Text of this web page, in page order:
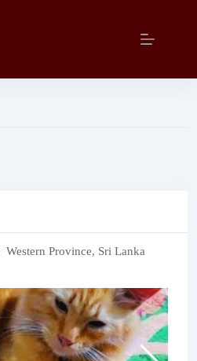
Western Province, Sri Lanka